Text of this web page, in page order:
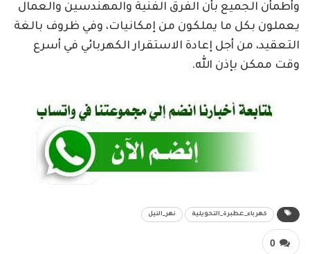
وأطمأن الجميع بأن الفرق الفنية والمهندسين والعمال
يعملون بكل ما يملكون من إمكانيات، وفي ظروف بالغة
التعقيد، من أجل إعادة الاستقرار الكهربائي في أسرع
وقت ممكن بإذن الله.
كهرباء_عطبرة_التحويلية نهر_النيل
0